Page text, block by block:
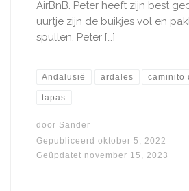
AirBnB. Peter heeft zijn best
uurtje zijn de buikjes vol en
spullen. Peter […]
Andalusië ardales caminito
tapas
door Sander
Gepubliceerd oktober 5, 2022
Geüpdatet november 15, 2023